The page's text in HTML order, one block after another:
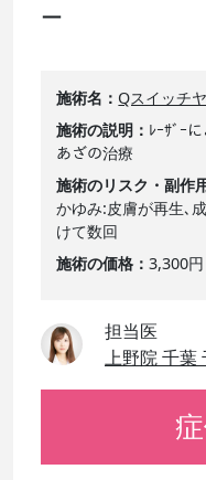
ー
施術名
Qスイッチ
施術の説明
ﾚｰｻﾞｰ
あざの治療
施術のリスク・副作
かゆみ:皮膚が再生､
けて数回
施術の価格
3,300
担当医
上野院 千葉